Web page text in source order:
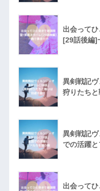
出会って
[29話後編]
異剣戦記
狩りたちと
異剣戦記
での活躍
出会って